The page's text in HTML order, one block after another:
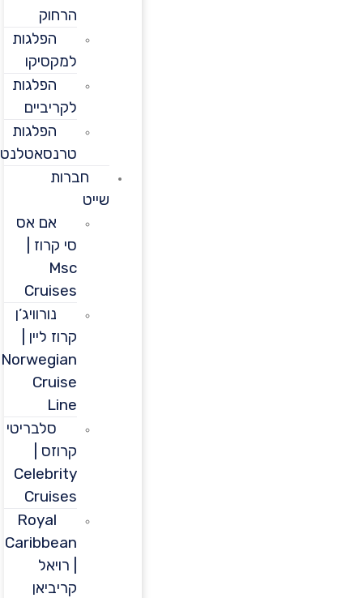
הרחוק
הפלגות
למקסיקו
הפלגות
לקריביים
הפלגות
טרנסאטלנטיות
חברות
אם אס
סי קרוז |
Cruises
נורוויג’ן
קרוז ליין |
Norwegian
Cruise
סלבריטי
קרוזס |
Celebrity
Cruises
Royal
Caribbean
קריביאן